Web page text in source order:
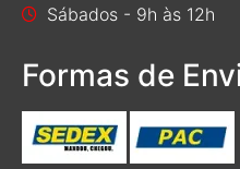
Sábados - 9h às 12h
Formas de